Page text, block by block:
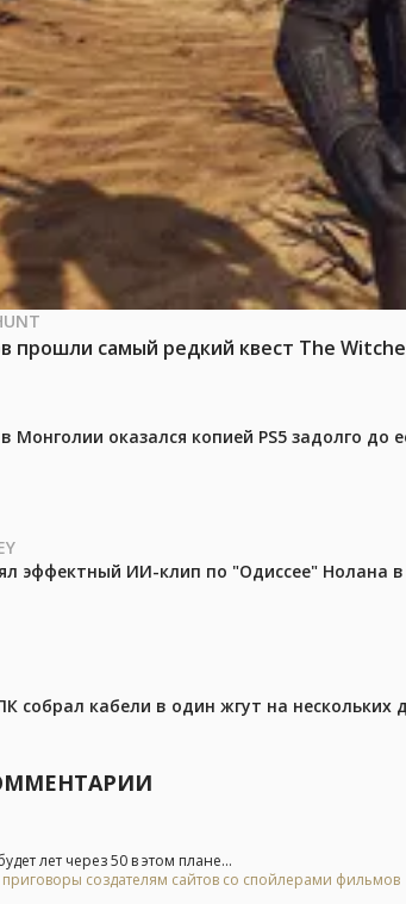
прошли самый редкий квест The
Монголии оказался копией PS5 задолго до
эффектный ИИ-клип по "Одиссее" Нолана
собрал кабели в один жгут на нескольких
лет через 50 в этом плане...
создателям сайтов со спойлерами фильмов